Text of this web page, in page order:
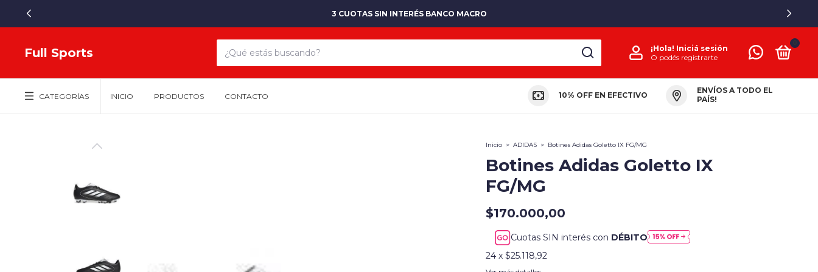
3 CUOTAS SIN INTERÉS BANCO MACRO
Full Sports ¡Hola! Iniciá sesión
O podés registrarte
CATEGORÍAS INICIO PRODUCTOS CONTACTO 10% OFF EN EFECTIVO
ENVÍOS A TODO EL
PAÍS!
Inicio > ADIDAS > Botines Adidas Goletto IX FG/MG
Botines Adidas Goletto IX
FG/MG
$170.000,00
Cuotas SIN interés con DÉBITO
24 x $25.118,92